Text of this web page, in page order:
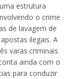
estrutura
o crime
de lavagem de
ilegais. A
varas criminais
ainda com o
para conduzir